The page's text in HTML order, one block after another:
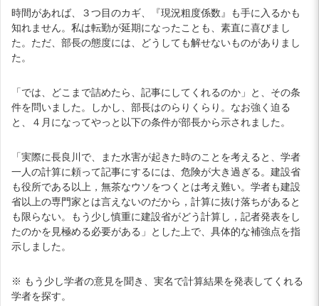
時間があれば、３つ目のカギ、『現況粗度係数』も手に入るかも
知れません。私は転勤が延期になったことも、素直に喜びまし
た。ただ、部長の態度には、どうしても解せないものがありまし
た。
「では、どこまで詰めたら、記事にしてくれるのか」と、その条
件を問いました。しかし、部長はのらりくらり。なお強く迫る
と、４月になってやっと以下の条件が部長から示されました。
「実際に長良川で、また水害が起きた時のことを考えると、学者
一人の計算に頼って記事にするには、危険が大き過ぎる。建設省
も役所である以上，無茶なウソをつくとは考え難い。学者も建設
省以上の専門家とは言えないのだから，計算に抜け落ちがあると
も限らない。もう少し慎重に建設省がどう計算し，記者発表をし
たのかを見極める必要がある」とした上で、具体的な補強点を指
示しました。
※ もう少し学者の意見を聞き、実名で計算結果を発表してくれる
学者を探す。